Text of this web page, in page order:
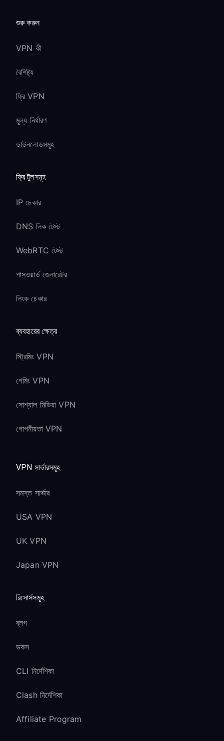
শুরু করুন
VPN কী
বৈশিষ্ট্য
ফ্রি VPN
মূল্য নির্ধারণ
ডাউনলোডসমূহ
ফ্রি টুলসমূহ
IP চেকার
DNS লিক টেস্ট
WebRTC টেস্ট
পাসওয়ার্ড জেনারেটর
লিংক চেকার
ব্যবহারের ক্ষেত্র
স্ট্রিমিং VPN
গেমিং VPN
সোশ্যাল মিডিয়া VPN
গোপনীয়তা VPN
VPN সার্ভারসমূহ
সমস্ত সার্ভার
USA VPN
UK VPN
Japan VPN
রিসোর্সসমূহ
ব্লগ
ডকস
CLI নির্দেশিকা
Clash নির্দেশিকা
Affiliate Program